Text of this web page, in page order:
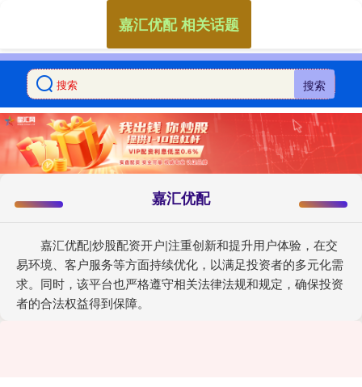
搜索
嘉汇优配
嘉汇优配|炒股配资开户|注重创新和提升用户体验，在交
易环境、客户服务等方面持续优化，以满足投资者的多元化需
求。同时，该平台也严格遵守相关法律法规和规定，确保投资
者的合法权益得到保障。
嘉汇优配 相关话题